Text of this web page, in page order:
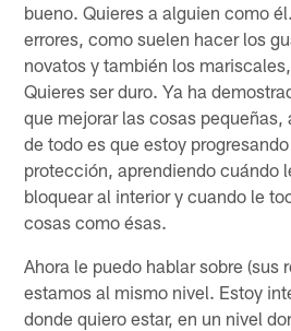
bueno. Quieres a alguien como
errores, como suelen hacer los
novatos y también los
Quieres ser duro. Ya ha
que mejorar las cosas pequeñas,
de todo es que estoy
protección, aprendiendo cuándo
bloquear al interior y cuando le
cosas como ésas.
Ahora le puedo hablar sobre (sus
estamos al mismo nivel. Estoy
donde quiero estar, en un nivel